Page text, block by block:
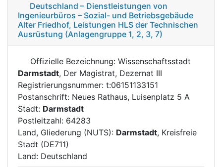
Deutschland – Dienstleistungen von
Ingenieurbüros – Sozial- und Betriebsgebäude
Alter Friedhof, Leistungen HLS der Technischen
Ausrüstung (Anlagengruppe 1, 2, 3, 7)
Offizielle Bezeichnung: Wissenschaftsstadt
Darmstadt, Der Magistrat, Dezernat III
Registrierungsnummer: t:06151133151
Postanschrift: Neues Rathaus, Luisenplatz 5 A
Stadt: Darmstadt
Postleitzahl: 64283
Land, Gliederung (NUTS): Darmstadt, Kreisfreie
Stadt (DE711)
Land: Deutschland